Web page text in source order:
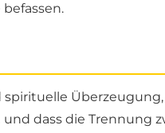
Überzeugung,
dass die Trennung